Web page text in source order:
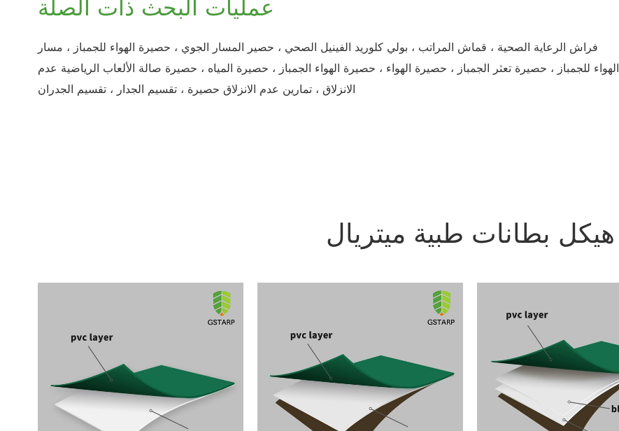
عمليات البحث ذات الصلة
فراش الرعاية الصحية ، قماش المراتب ، بولي كلوريد الفينيل الصحي ، حصير المسار الجوي ، حصيرة الهواء للجمباز ، مسار
الهواء للجمباز ، حصيرة تعثر الجمباز ، حصيرة الهواء ، حصيرة الهواء الجمباز ، حصيرة المياه ، حصيرة صالة الألعاب الرياضية عدم
الانزلاق ، تمارين عدم الانزلاق حصيرة ، تقسيم الجدار ، تقسيم الجدران
هيكل بطانات طبية ميتريال